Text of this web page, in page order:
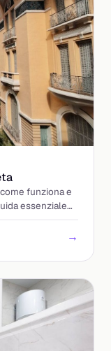
funziona e
essenziale
→